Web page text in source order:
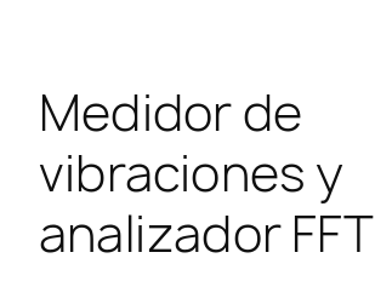
Medidor de
vibraciones y
analizador FFT